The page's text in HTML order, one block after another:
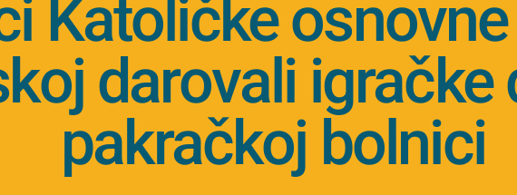
Katoličke
darovali igračke
pakračkoj bolnici